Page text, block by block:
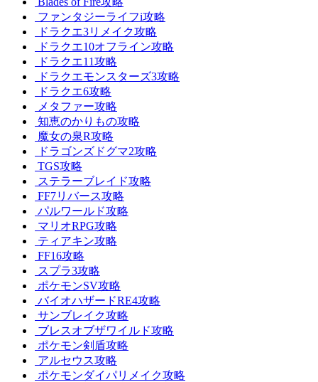
ファンタジーライフi攻略
ドラクエ3リメイク攻略
ドラクエ10オフライン攻略
ドラクエ11攻略
ドラクエモンスターズ3攻略
ドラクエ6攻略
メタファー攻略
知恵のかりもの攻略
魔女の泉R攻略
ドラゴンズドグマ2攻略
TGS攻略
ステラーブレイド攻略
FF7リバース攻略
パルワールド攻略
マリオRPG攻略
ティアキン攻略
FF16攻略
スプラ3攻略
ポケモンSV攻略
バイオハザードRE4攻略
サンブレイク攻略
ブレスオブザワイルド攻略
ポケモン剣盾攻略
アルセウス攻略
ポケモンダイパリメイク攻略